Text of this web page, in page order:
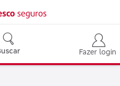
Fazer login